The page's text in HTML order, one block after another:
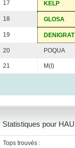
17 KELP
18 GLOSA
19 DENIGRAT
20 POQUA
21 M(I)
Statistiques pour
Tops trouvés :